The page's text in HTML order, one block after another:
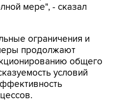
мере", - сказал
ограничения и
продолжают
общего
условий